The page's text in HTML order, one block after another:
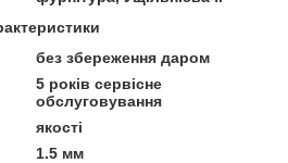
без збереження даром
5 років сервісне
обслуговування
якості
1.5 мм